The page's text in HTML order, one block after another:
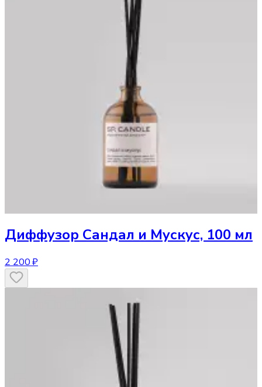
Диффузор Сандал и Мускус, 100 мл
2 200 ₽